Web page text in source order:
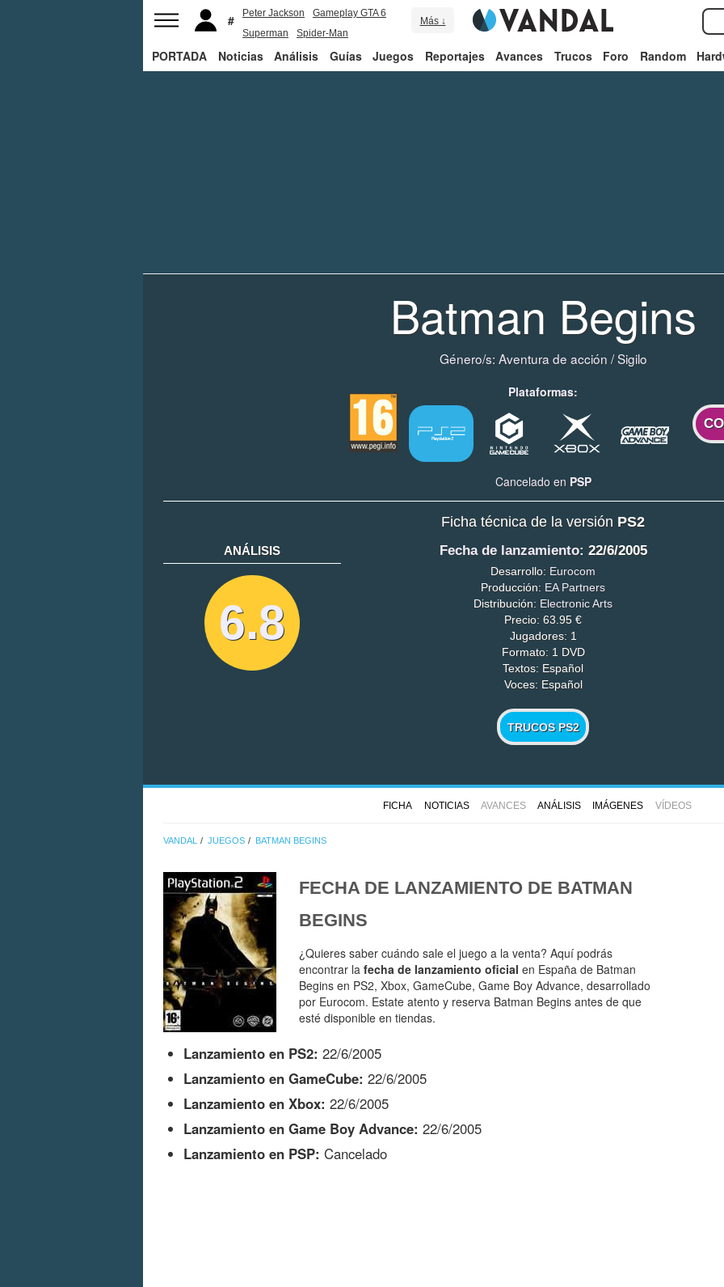
Peter Jackson
Gameplay GTA 6
Superman
Spider-Man
Más ↓
PORTADA Noticias Análisis Guías Juegos Reportajes Avances Trucos Foro Random
Batman Begins
Género/s: Aventura de acción /Sigilo
Plataformas:
Cancelado en PSP
Ficha técnica de la versión PS2
ANÁLISIS
6.8
Fecha de lanzamiento: 22/6/2005
Desarrollo: Eurocom
Producción: EA Partners
Distribución: Electronic Arts
Precio: 63.95 €
Jugadores: 1
Formato: 1 DVD
Textos: Español
Voces: Español
TRUCOS PS2
FICHA NOTICIAS AVANCES ANÁLISIS IMÁGENES VÍDEOS
VANDAL JUEGOS BATMAN BEGINS
FECHA DE LANZAMIENTO DE BATMAN
BEGINS
¿Quieres saber cuándo sale el juego a la venta? Aquí podrás
encontrar la fecha de lanzamiento oficial en España de Batman
Begins en PS2, Xbox, GameCube, Game Boy Advance, desarrollado
por Eurocom. Estate atento y reserva Batman Begins antes de que
esté disponible en tiendas.
Lanzamiento en PS2: 22/6/2005
Lanzamiento en GameCube: 22/6/2005
Lanzamiento en Xbox: 22/6/2005
Lanzamiento en Game Boy Advance: 22/6/2005
Lanzamiento en PSP: Cancelado